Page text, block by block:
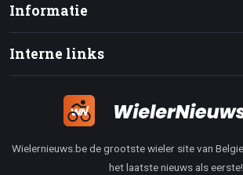
Informatie
Interne links
Wielernieuws.be de grootste wieler site van
het laatste nieuws als eerste!